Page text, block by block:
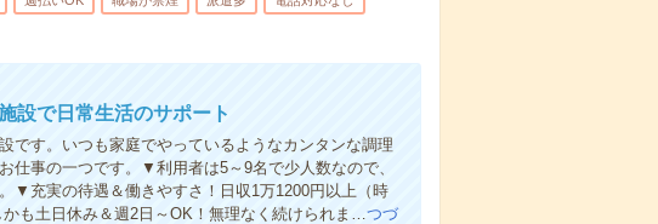
で日常生活のサポート
す。いつも家庭でやっているようなカンタンな調理
事の一つです。▼利用者は5～9名で少人数なので、
▼充実の待遇＆働きやすさ！日収1万1200円以上（時
も土日休み＆週2日～OK！無理なく続けられま… つづ